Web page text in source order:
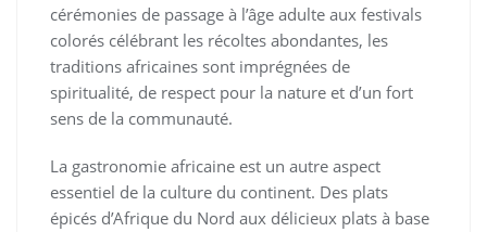
cérémonies de passage à l’âge adulte aux festivals
colorés célébrant les récoltes abondantes, les
traditions africaines sont imprégnées de
spiritualité, de respect pour la nature et d’un fort
sens de la communauté.
La gastronomie africaine est un autre aspect
essentiel de la culture du continent. Des plats
épicés d’Afrique du Nord aux délicieux plats à base